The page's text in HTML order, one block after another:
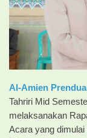
Al-Amien
Tahriri Mid
melaksanakan
Acara yang